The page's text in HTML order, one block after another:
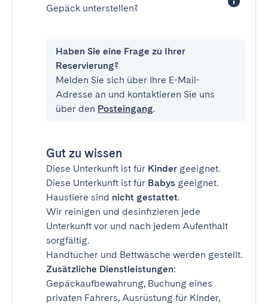
Gepäck unterstellen?
Haben Sie eine Frage zu Ihrer
Reservierung?
Melden Sie sich über Ihre E-Mail-
Adresse an und kontaktieren Sie uns
über den Posteingang.
Gut zu wissen
Diese Unterkunft ist für Kinder geeignet.
Diese Unterkunft ist für Babys geeignet.
Haustiere sind nicht gestattet.
Wir reinigen und desinfizieren jede
Unterkunft vor und nach jedem Aufenthalt
sorgfältig.
Handtücher und Bettwäsche werden gestellt.
Zusätzliche Dienstleistungen:
Gepäckaufbewahrung, Buchung eines
privaten Fahrers, Ausrüstung für Kinder,